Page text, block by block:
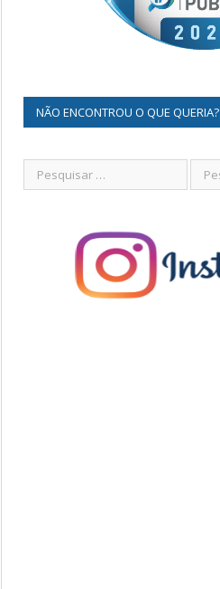
NÃO ENCONTROU O QUE QUERIA?